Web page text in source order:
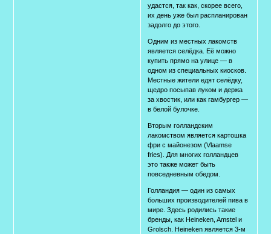
удастся, так как, скорее всего,
их день уже был распланирован
задолго до этого.
Одним из местных лакомств
является селёдка. Её можно
купить прямо на улице — в
одном из специальных киосков.
Местные жители едят селёдку,
щедро посыпав луком и держа
за хвостик, или как гамбургер —
в белой булочке.
Вторым голландским
лакомством является картошка
фри с майонезом (Vlaamse
fries). Для многих голландцев
это также может быть
повседневным обедом.
Голландия — один из самых
больших производителей пива в
мире. Здесь родились такие
бренды, как Heineken, Amstel и
Grolsch. Heineken является 3-м